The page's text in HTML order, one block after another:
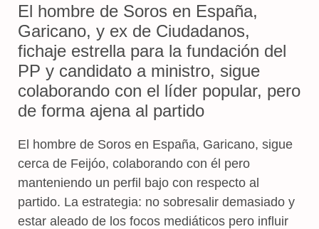
El hombre de Soros en España,
Garicano, y ex de Ciudadanos,
fichaje estrella para la fundación del
PP y candidato a ministro, sigue
colaborando con el líder popular, pero
de forma ajena al partido
El hombre de Soros en España, Garicano, sigue
cerca de Feijóo, colaborando con él pero
manteniendo un perfil bajo con respecto al
partido. La estrategia: no sobresalir demasiado y
estar aleado de los focos mediáticos pero influir